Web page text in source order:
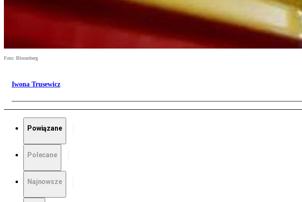
Foto: Bloomberg
Iwona Trusewicz
Powiązane
Polecane
Najnowsze